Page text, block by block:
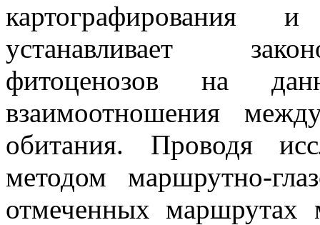
картографирования
устанавливает
фитоценозов на
взаимоотношения
обитания. Проводя
методом маршрутно-
отмеченных